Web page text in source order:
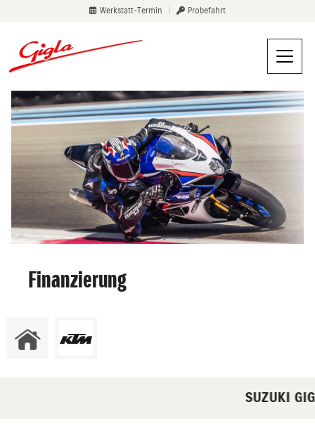
Werkstatt-Termin Probefahrt
Finanzierung
SUZUKI